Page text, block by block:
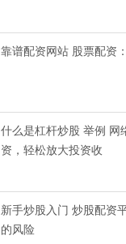
靠谱配资网站 股票配资
什么是杠杆炒股 举例 网
资，轻松放大投资收
新手炒股入门 炒股配资
的风险